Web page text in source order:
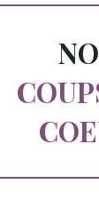
pour une